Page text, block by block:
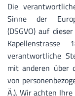
Die
Sinne der
(DSGVO) auf
verantwortliche
mit anderen über
von
Ä.). Wir achten